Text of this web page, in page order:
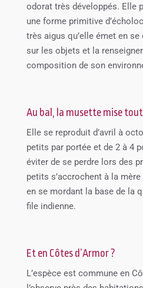
odorat très développés. Elle
une forme primitive
très aigus qu’elle émet en
sur les objets et la
composition de son
Au bal, la musette mise tout
Elle se reproduit d’avril à
petits par portée et de 2 à 4
éviter de se perdre lors des
petits s’accrochent à la
en se mordant la base de la
file indienne.
Et en Côtes d’Armor ?
L’espèce est commune en